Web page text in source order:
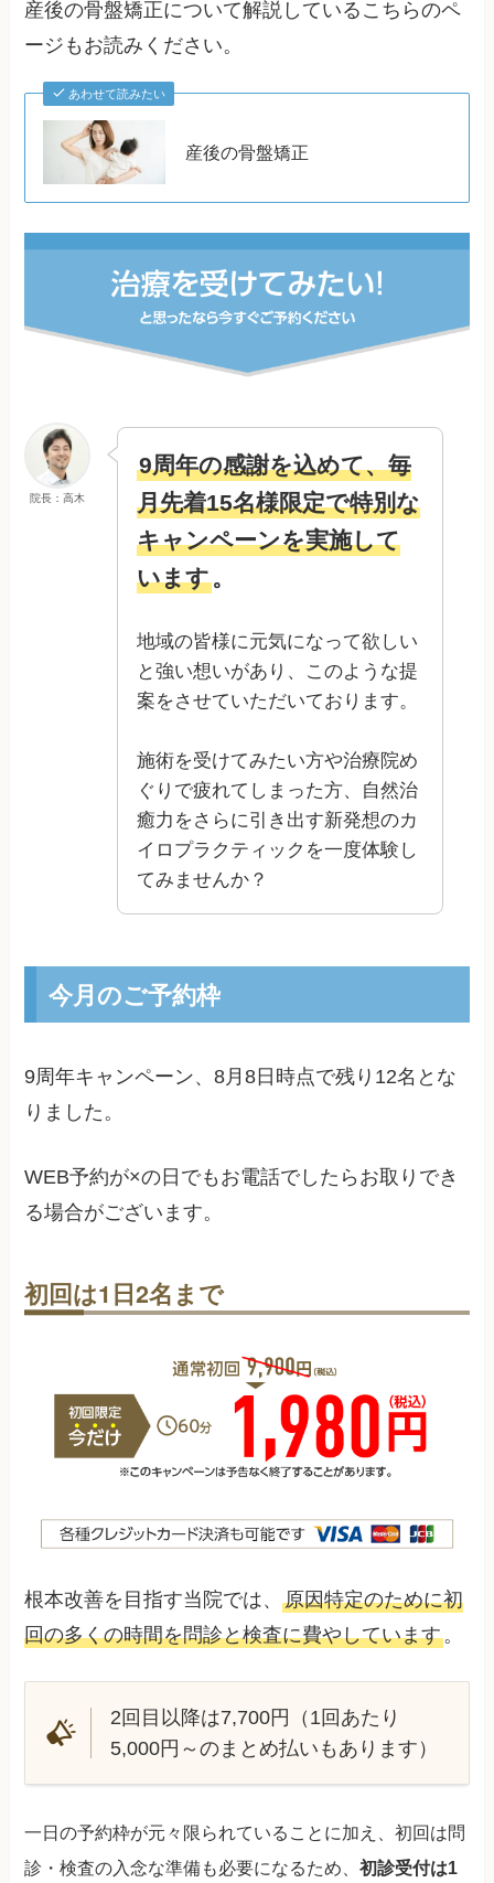
産後の骨盤矯正について解説しているこちらのペ
ージもお読みください。
あわせて読みたい
産後の骨盤矯正
院長：高木
9周年の感謝を込めて、毎
月先着15名様限定で特別な
キャンペーンを実施して
います。
地域の皆様に元気になって欲しい
と強い想いがあり、このような提
案をさせていただいております。
施術を受けてみたい方や治療院め
ぐりで疲れてしまった方、自然治
癒力をさらに引き出す新発想のカ
イロプラクティックを一度体験し
てみませんか？
今月のご予約枠
9周年キャンペーン、8月8日 時点で残り 12名とな
りました。
WEB予約が×の日でもお電話でしたらお取りでき
る場合がございます。
初回は1日2名まで
根本改善を目指す当院では、原因特定のために初
回の多くの時間を問診と検査に費やしています。
2回目以降は7,700円（1回あたり
5,000円～のまとめ払いもあります）
一日の予約枠が元々限られていることに加え、初回は問
診・検査の入念な準備も必要になるため、初診受付は1